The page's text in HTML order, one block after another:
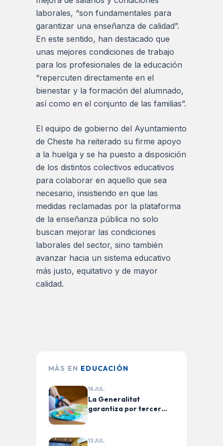
laborales, “son fundamentales para
garantizar una enseñanza de calidad”.
En este sentido, han destacado que
unas mejores condiciones de trabajo
para los profesionales de la educación
“repercuten directamente en el
bienestar y la formación del alumnado,
así como en el conjunto de las familias”.
El equipo de gobierno del Ayuntamiento
de Cheste ha reiterado su firme apoyo
a la huelga y se ha puesto a disposición
de los distintos colectivos educativos
para colaborar en aquello que sea
necesario, insistiendo en que las
medidas reclamadas por la plataforma
de la enseñanza pública no solo
buscan mejorar las condiciones
laborales del sector, sino también
avanzar hacia un sistema educativo
más justo, equitativo y de mayor
calidad.
MÁS EN EDUCACIÓN
16 JUL.
La Generalitat
garantiza por tercer
educación de 0 a 3 años
13 JUL.